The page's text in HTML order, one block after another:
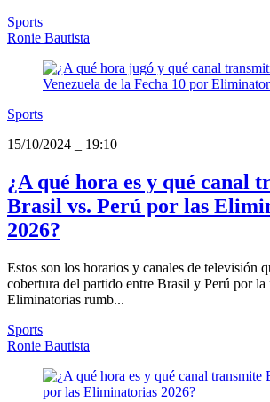
Sports
Ronie Bautista
Sports
15/10/2024
19:10
¿A qué hora es y qué canal
Brasil vs. Perú por las
2026?
Estos son los horarios y canales de televisión
cobertura del partido entre Brasil y Perú por la
Eliminatorias rumb...
Sports
Ronie Bautista